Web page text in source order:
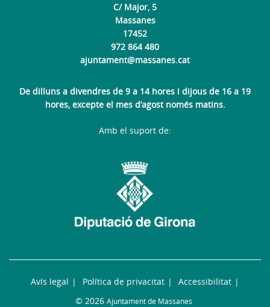
C/ Major, 5
Massanes
17452
972 864 480
ajuntament@massanes.cat
De dilluns a divendres de 9 a 14 hores i dijous de 16 a 19
hores, excepte el mes d’agost només matins.
Avís legal Política de privacitat
Accessibilitat
© 2026 Ajuntament de Massanes
Amb el suport de: